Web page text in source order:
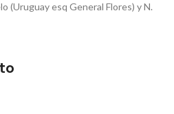
(Uruguay esq General Flores) y N.